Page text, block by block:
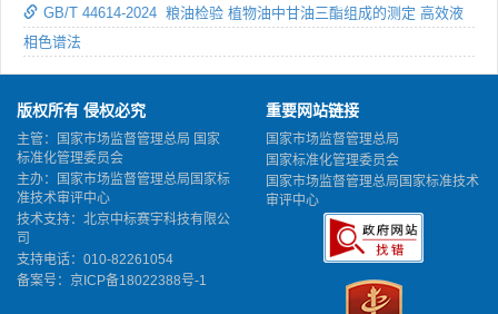
GB/T 44614-2024 粮油检验 植物油中甘油三酯组成的测定 高效液
相色谱法
版权所有 侵权必究
主管：国家市场监督管理总局 国家
标准化管理委员会
主办：国家市场监督管理总局国家标
准技术审评中心
技术支持：北京中标赛宇科技有限公
司
支持电话：010-82261054
备案号： 京ICP备18022388号-1
重要网站链接
国家市场监督管理总局
国家标准化管理委员会
国家市场监督管理总局国家标准技术
审评中心